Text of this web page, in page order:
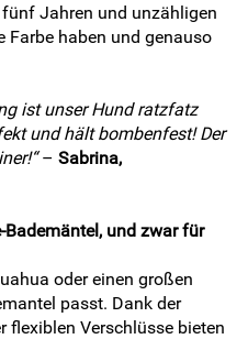
Jahren und unzähligen
Farbe haben und genauso
ist unser Hund ratzfatz
und hält bombenfest! Der
– Sabrina,
und zwar für
oder einen großen
passt. Dank der
flexiblen Verschlüsse bieten